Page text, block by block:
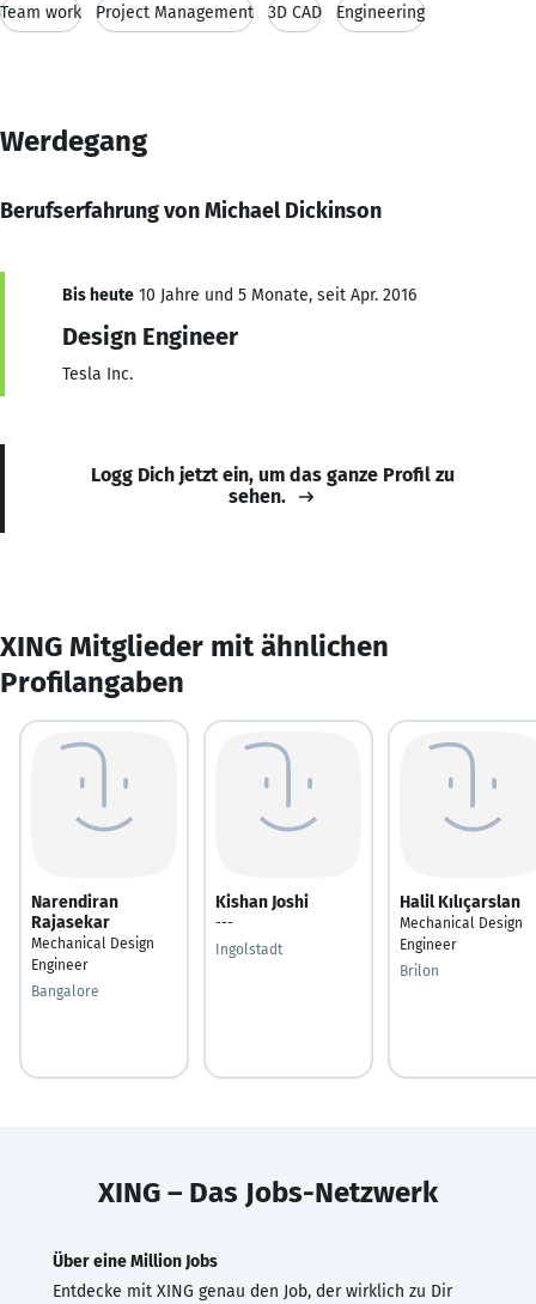
Team work Project Management 3D CAD Engineering
Werdegang
Berufserfahrung von Michael Dickinson
Bis heute 10 Jahre und 5 Monate, seit Apr. 2016
Design Engineer
Tesla Inc.
Logg Dich jetzt ein, um das ganze Profil zu
sehen.
XING Mitglieder mit ähnlichen
Profilangaben
Narendiran
Rajasekar
Mechanical Design
Engineer
Bangalore
Kishan Joshi
---
Ingolstadt
Halil Kılıçarslan
Mechanical Design
Engineer
Brilon
XING – Das Jobs-Netzwerk
Über eine Million Jobs
Entdecke mit XING genau den Job, der wirklich zu Dir